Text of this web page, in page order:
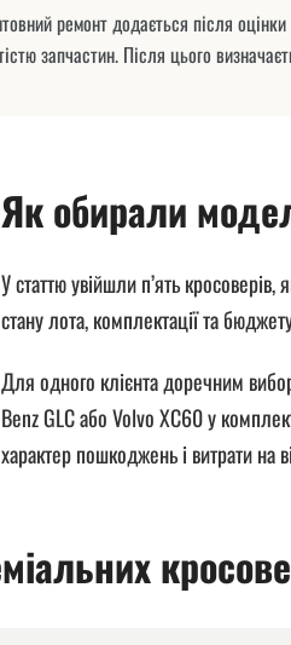
ремонт додається після
запчастин. Після цього
Як обирали
У статтю увійшли п’ять
стану лота, комплектації та
Для одного клієнта доречним
Benz GLC або Volvo XC60 у
характер пошкоджень і витрати на